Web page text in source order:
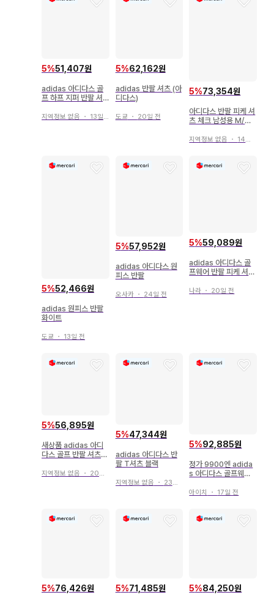
5%51,407원
adidas 아디다스 골
프 하프 지퍼 반팔 셔
지역정보 없음 ・ 13일 전
5%62,162원
adidas 반팔 셔츠 (아
디다스)
도쿄 ・ 20일 전
5%73,354원
아디다스 반팔 피케 셔
츠 체크 남성용 M/M
지역정보 없음 ・ 14일 전
5%52,466원
adidas 원피스 반팔
화이트
도쿄 ・ 13일 전
5%57,952원
adidas 아디다스 원
피스 반팔
오사카・ 24일 전
5%59,089원
adidas 아디다스 골
프웨어 반팔 피케 셔츠
나라 ・ 20일 전
5%56,895원
새상품 adidas 아디
다스 골프 반팔 셔츠
지역정보 없음 ・ 20일 전
5%47,344원
adidas 아디다스 반
팔 T셔츠 블랙
지역정보 없음 ・ 23일 전
5%92,885원
정가 9900엔 adida
s 아디다스 골프웨어
아이치 ・ 17일 전
5%76,426원 5%71,485원 5%84,250원